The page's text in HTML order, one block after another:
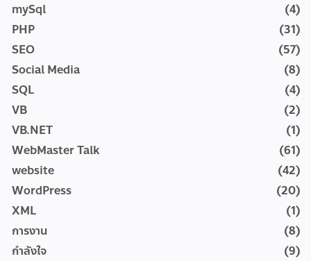
mySql
(4)
PHP
(31)
SEO
(57)
Social Media
(8)
SQL
(4)
VB
(2)
VB.NET
(1)
WebMaster Talk
(61)
website
(42)
WordPress
(20)
XML
(1)
การงาน
(8)
กำลังใจ
(9)